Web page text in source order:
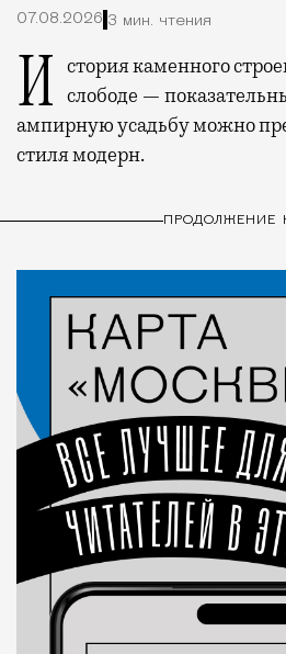
07.08.2026 3 мин. чтения
История каменного строения в Мещанской слободе —
ампирную усадьбу можно
стиля модерн.
ПРОДОЛЖЕНИЕ